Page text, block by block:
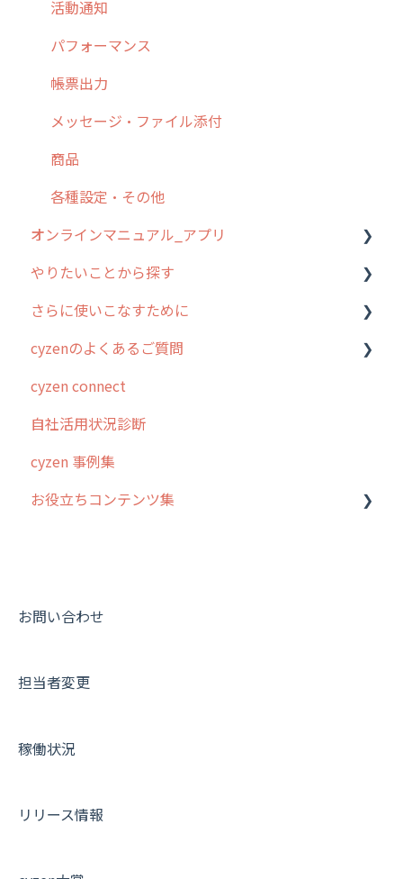
9. もっと便利に利用するための設定
10.ユーザー向けおすすめの使い方
【業界業種別】cyzen設定方法
活動通知
パフォーマンス
帳票出力
メッセージ・ファイル添付
商品
各種設定・その他
オンラインマニュアル_アプリ
アプリの使い始め
ホーム画面
スポット
報告閲覧
予定
日報
履歴
パフォーマンス
お知らせ
やりたいことから探す
行動管理
勤怠管理
予定管理
スポット
ステータス・主観
報告書・行動種別
活動通知
商品
さらに使いこなすために
はじめに
スポット・ステータス関連オプション
交通費自動計算
安全走行支援
写真管理・高画質化
その他オプション
契約・その他
cyzenのよくあるご質問
ログインについて
グループ・ユーザーについて
GPS・位置情報 について
ルート自動記録 について
報告書について
メンバー画面について
cyzen connect
自社活用状況診断
cyzen 事例集
お役立ちコンテンツ集
動画集：共通
お問い合わせ
担当者変更
稼働状況
リリース情報